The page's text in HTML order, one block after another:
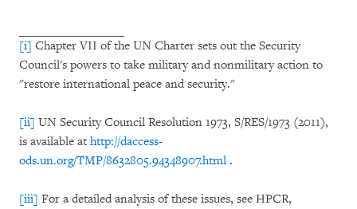
[i] Chapter VII of the UN Charter sets out the Security
Council's powers to take military and nonmilitary action to
"restore international peace and security."
[ii] UN Security Council Resolution 1973, S/RES/1973 (2011),
is available at http://daccess-
ods.un.org/TMP/8632805.94348907.html .
[iii] For a detailed analysis of these issues, see HPCR,